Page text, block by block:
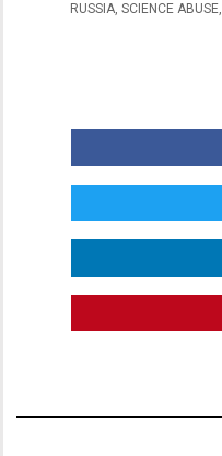
RUSSIA, SCIENCE ABUSE,